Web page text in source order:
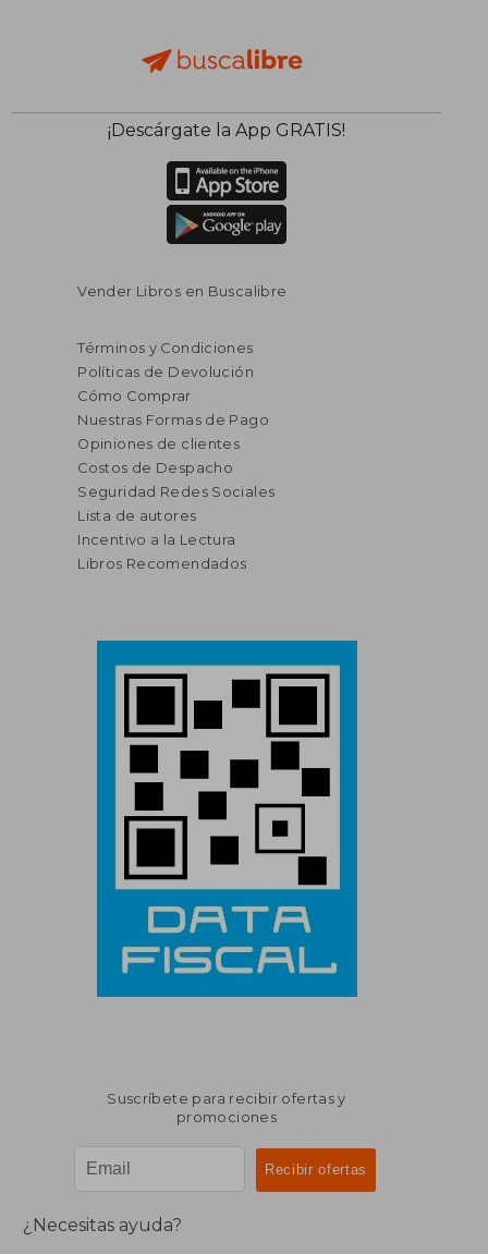
¡Descárgate la App GRATIS!
Vender Libros en Buscalibre
Términos y Condiciones
Políticas de Devolución
Cómo Comprar
Nuestras Formas de Pago
Opiniones de clientes
Costos de Despacho
Seguridad Redes Sociales
Lista de autores
Incentivo a la Lectura
Libros Recomendados
Suscríbete para recibir ofertas y
promociones
¿Necesitas ayuda?